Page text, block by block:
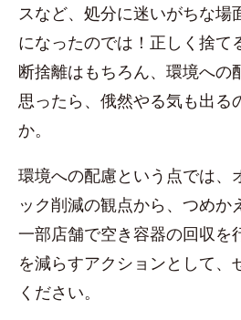
スなど、処分に迷いがちな場
になったのでは！正しく捨て
断捨離はもちろん、環境への
思ったら、俄然やる気も出る
か。
環境への配慮という点では、
ック削減の観点から、つめか
一部店舗で空き容器の回収を
を減らすアクションとして、
ください。